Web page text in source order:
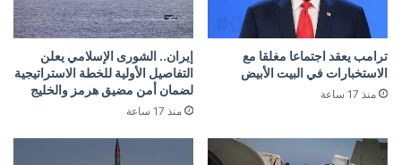
ترامب يعقد اجتماعا مغلقا مع
الاستخبارات في البيت الأبيض
منذ 17 ساعة
إيران.. الشورى الإسلامي يعلن
التفاصيل الأولية للخطة الاستراتيجية
لضمان أمن مضيق هرمز والخليج
منذ 17 ساعة